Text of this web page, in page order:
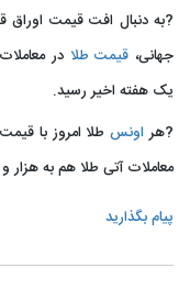
?به دنبال افت قیمت اوراق
جهانی، قیمت طلادر
یک هفته اخیر رسید.
?هراونس
معاملات آتی طلا هم به هزار و ۴۳۷ دلار و هفت سنت رسید.
پیام بگذارید